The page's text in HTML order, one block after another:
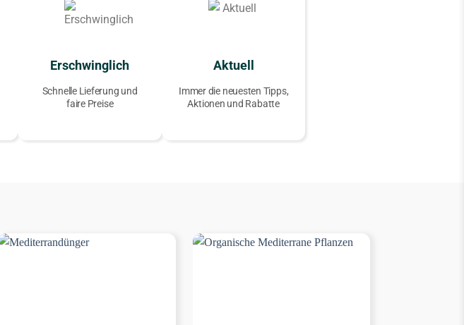
Erschwinglich
Schnelle Lieferung und
faire Preise
Aktuell
Immer die neuesten Tipps,
Aktionen und Rabatte